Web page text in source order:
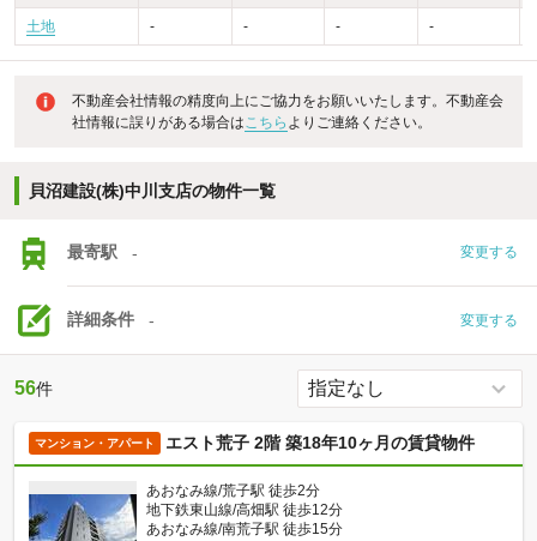
土地 - - - -
不動産会社情報の精度向上にご協力をお願いいたします。不動産会
社情報に誤りがある場合はこちら よりご連絡ください。
貝沼建設(株)中川支店の物件一覧
最寄駅 - 変更する
詳細条件 - 変更する
56件
マンション・アパート エスト荒子 2階 築18年10ヶ月の賃貸物件
あおなみ線/荒子駅 徒歩2分
地下鉄東山線/高畑駅 徒歩12分
あおなみ線/南荒子駅 徒歩15分